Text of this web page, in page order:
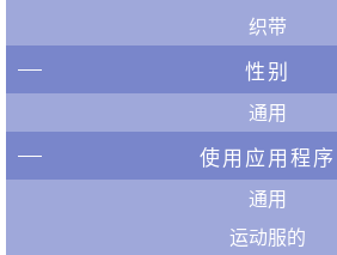
织带
性别
通用
使用应用程序
通用
运动服的